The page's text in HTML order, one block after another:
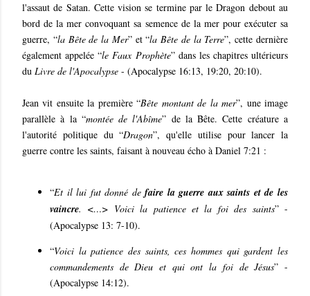
l'assaut de Satan. Cette vision se termine par le Dragon debout au
bord de la mer convoquant sa semence de la mer pour exécuter sa
guerre, “la Bête de la Mer” et “la Bête de la Terre”, cette dernière
également appelée “le Faux Prophète” dans les chapitres ultérieurs
du Livre de l'Apocalypse - (Apocalypse 16:13, 19:20, 20:10).
Jean vit ensuite la première “Bête montant de la mer”, une image
parallèle à la “montée de l'Abîme” de la Bête. Cette créature a
l'autorité politique du “Dragon”, qu'elle utilise pour lancer la
guerre contre les saints, faisant à nouveau écho à Daniel 7:21 :
“Et il lui fut donné defaire la guerre aux saints et de les
vaincre. <…> Voici la patience et la foi des saints” -
(Apocalypse 13: 7-10).
“Voici la patience des saints, ces hommes qui gardent les
commandements de Dieu et qui ont la foi de Jésus” -
(Apocalypse 14:12).